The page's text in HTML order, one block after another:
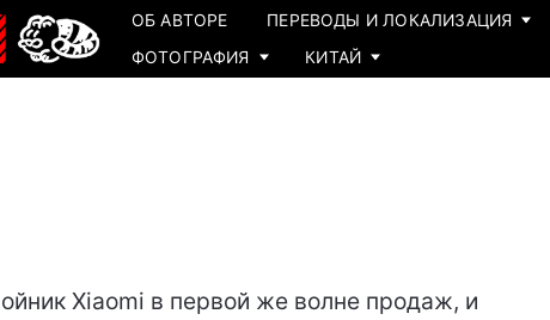
ОБ АВТОРЕ ПЕРЕВОДЫ И ЛОКАЛИЗАЦИЯ
ФОТОГРАФИЯ
КИТАЙ
Xiaomi в первой же волне продаж, и